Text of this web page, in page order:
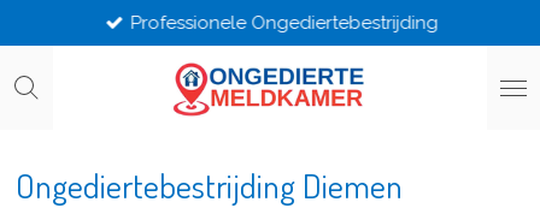
direct
naar
Professionele Ongediertebestrijding
Ongediertebestrijding Diemen